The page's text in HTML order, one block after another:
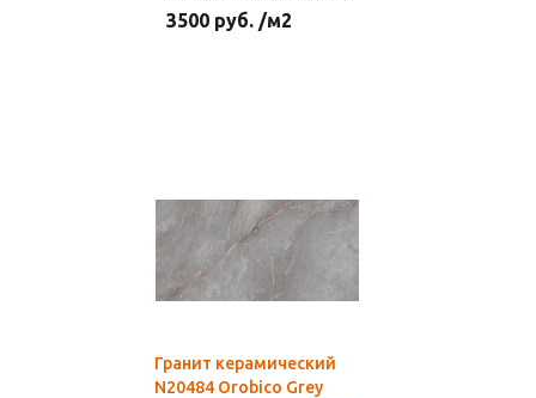
3500 руб. /м2
Гранит керамический
N20484 Orobico Grey